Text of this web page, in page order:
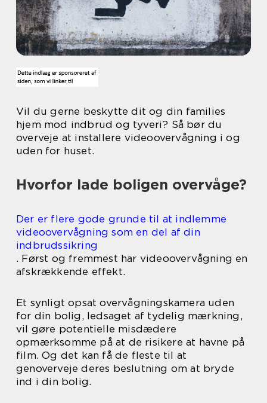
Vil du gerne beskytte dit og din families
hjem mod indbrud og tyveri? Så bør du
overveje at installere videoovervågning i og
uden for huset.
Hvorfor lade boligen overvåge?
Der er flere gode grunde til at indlemme
videoovervågning som en del af din
indbrudssikring
. Først og fremmest har videoovervågning en
afskrækkende effekt.
Et synligt opsat overvågningskamera uden
for din bolig, ledsaget af tydelig mærkning,
vil gøre potentielle misdædere
opmærksomme på at de risikere at havne på
film. Og det kan få de fleste til at
genoverveje deres beslutning om at bryde
ind i din bolig.